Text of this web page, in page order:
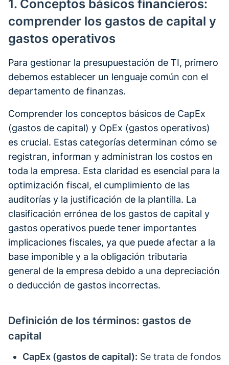
1. Conceptos básicos financieros:
comprender los gastos de capital y
gastos operativos
Para gestionar la presupuestación de TI, primero
debemos establecer un lenguaje común con el
departamento de finanzas.
Comprender los conceptos básicos de CapEx
(gastos de capital) y OpEx (gastos operativos)
es crucial. Estas categorías determinan cómo se
registran, informan y administran los costos en
toda la empresa. Esta claridad es esencial para la
optimización fiscal, el cumplimiento de las
auditorías y la justificación de la plantilla. La
clasificación errónea de los gastos de capital y
gastos operativos puede tener importantes
implicaciones fiscales, ya que puede afectar a la
base imponible y a la obligación tributaria
general de la empresa debido a una depreciación
o deducción de gastos incorrectas.
Definición de los términos: gastos de
capital
CapEx (gastos de capital): Se trata de fondos